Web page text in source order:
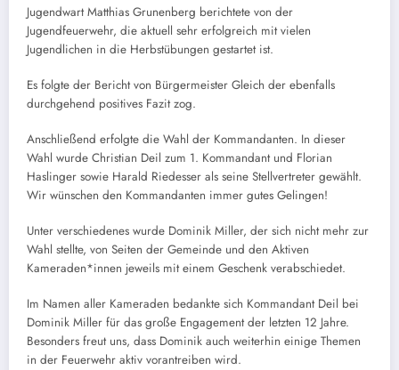
Jugendwart Matthias Grunenberg berichtete von der
Jugendfeuerwehr, die aktuell sehr erfolgreich mit vielen
Jugendlichen in die Herbstübungen gestartet ist.
Es folgte der Bericht von Bürgermeister Gleich der ebenfalls
durchgehend positives Fazit zog.
Anschließend erfolgte die Wahl der Kommandanten. In dieser
Wahl wurde Christian Deil zum 1. Kommandant und Florian
Haslinger sowie Harald Riedesser als seine Stellvertreter gewählt.
Wir wünschen den Kommandanten immer gutes Gelingen!
Unter verschiedenes wurde Dominik Miller, der sich nicht mehr zur
Wahl stellte, von Seiten der Gemeinde und den Aktiven
Kameraden*innen jeweils mit einem Geschenk verabschiedet.
Im Namen aller Kameraden bedankte sich Kommandant Deil bei
Dominik Miller für das große Engagement der letzten 12 Jahre.
Besonders freut uns, dass Dominik auch weiterhin einige Themen
in der Feuerwehr aktiv vorantreiben wird.